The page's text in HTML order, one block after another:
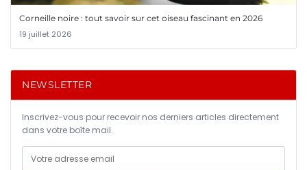
Corneille noire : tout savoir sur cet oiseau fascinant en 2026
19 juillet 2026
NEWSLETTER
Inscrivez-vous pour recevoir nos derniers articles directement
dans votre boîte mail.